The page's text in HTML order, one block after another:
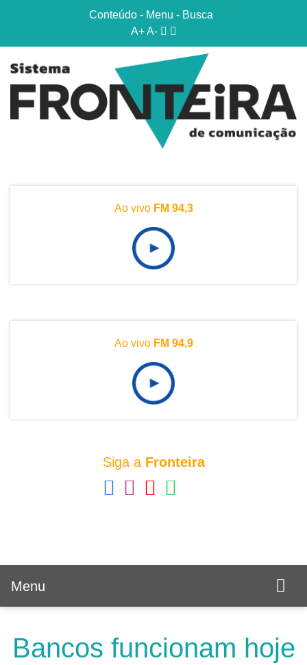
Conteúdo - Menu - Busca
A+ A-
Ao vivo FM 94,3
Ao vivo FM 94,9
Siga a Fronteira
Menu
Bancos funcionam hoje